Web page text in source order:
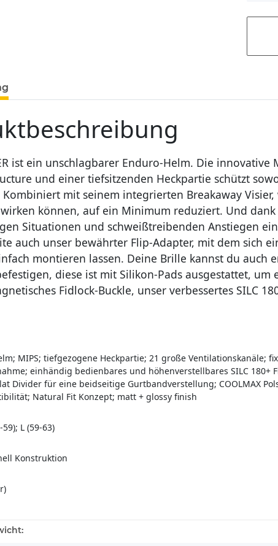
ist ein unschlagbarer Enduro-Helm. Die
und einer tiefsitzenden Heckpartie schützt
Kombiniert mit seinem integrierten Breakaway
können, auf ein Minimum reduziert. Und
Situationen und schweißtreibenden Anstiegen
auch unser bewährter Flip-Adapter, mit dem sich
montieren lassen. Deine Brille kannst du auch
diese ist mit Silikon-Pads ausgestattet,
Fidlock-Buckle, unser verbessertes SILC
MIPS; tiefgezogene Heckpartie; 21 große Ventilationskanäle;
einhändig bedienbares und höhenverstellbares SILC
Divider für eine beidseitige Gurtbandverstellung; COOLMAX
Natural Fit Konzept; matt + glossy finish
L (59-63)
Konstruktion